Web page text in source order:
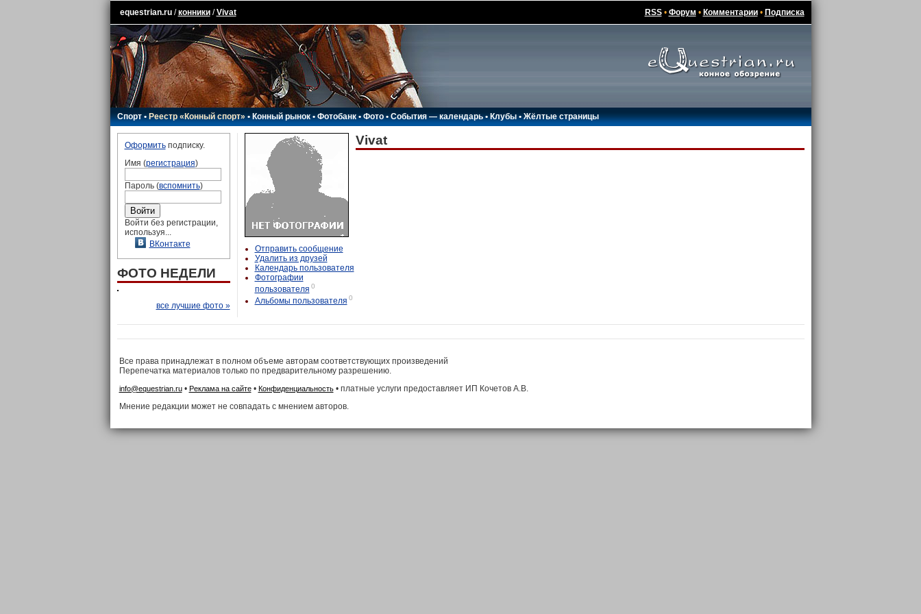
equestrian.ru/конники/Vivat RSS• Форум • Комментарии• Подписка
Спорт•Реестр «Конный спорт»•Конный рынок•Фотобанк •Фото•События — календарь•Клубы •Жёлтые страницы
Оформитьподписку.
Имя (регистрация)
Пароль (вспомнить)
Войти без регистрации,
используя...
ВКонтакте
ФОТО НЕДЕЛИ
все лучшие фото »
Отправить сообщение
Удалить из друзей
Календарь пользователя
Фотографии
пользователя 0
Альбомы пользователя 0
Vivat
Все права принадлежат в полном объеме авторам соответствующих произведений
Перепечатка материалов только по предварительному разрешению.
info@equestrian.ru• Реклама на сайте• Конфиденциальность• платные услуги предоставляет ИП Кочетов А.В.
Мнение редакции может не совпадать с мнением авторов.